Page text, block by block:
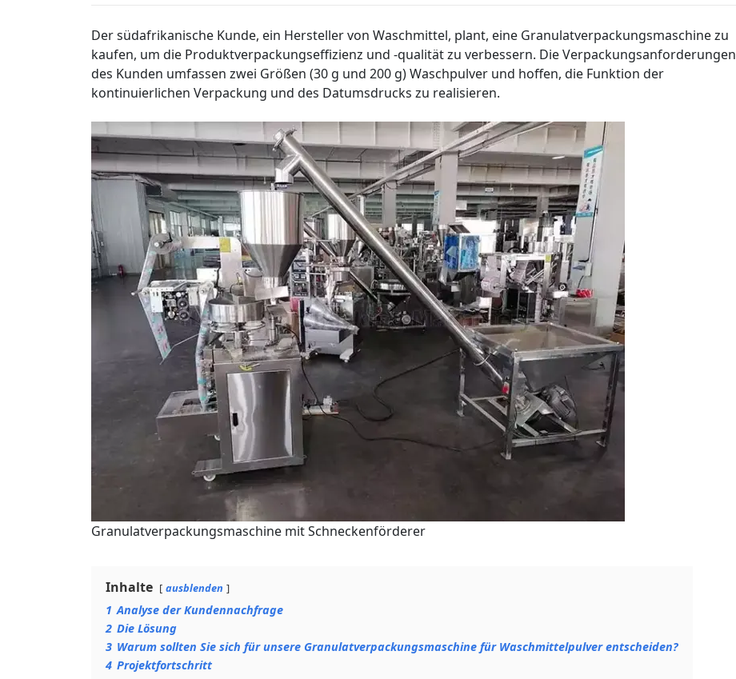
Der südafrikanische Kunde, ein Hersteller von Waschmittel, plant, eine Granulatverpackungsmaschine zu
kaufen, um die Produktverpackungseffizienz und -qualität zu verbessern. Die Verpackungsanforderungen
des Kunden umfassen zwei Größen (30 g und 200 g) Waschpulver und hoffen, die Funktion der
kontinuierlichen Verpackung und des Datumsdrucks zu realisieren.
Granulatverpackungsmaschine mit Schneckenförderer
Inhalte ausblenden
1 Analyse der Kundennachfrage
2 Die Lösung
3 Warum sollten Sie sich für unsere Granulatverpackungsmaschine für Waschmittelpulver entscheiden?
4 Projektfortschritt